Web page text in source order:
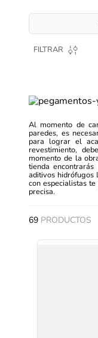
FILTRAR
Al momento de
paredes, es
para lograr el
revestimiento,
momento de la
tienda
aditivos hidrófugos
con especialistas
precisa.
69 PRODUCTOS